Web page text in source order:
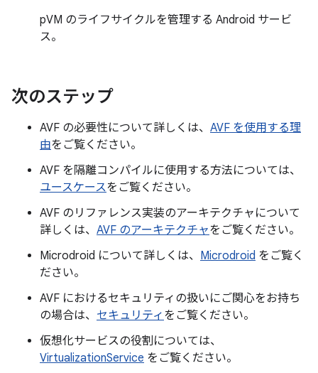
pVM のライフサイクルを管理する Android サービ
ス。
次のステップ
AVF の必要性について詳しくは、 AVF を使用する理
由をご覧ください。
AVF を隔離コンパイルに使用する方法については、
ユースケースをご覧ください。
AVF のリファレンス実装のアーキテクチャについて
詳しくは、 AVF のアーキテクチャをご覧ください。
Microdroid について詳しくは、 Microdroid をご覧く
ださい。
AVF におけるセキュリティの扱いにご関心をお持ち
の場合は、 セキュリティ をご覧ください。
仮想化サービスの役割については、
VirtualizationService をご覧ください。